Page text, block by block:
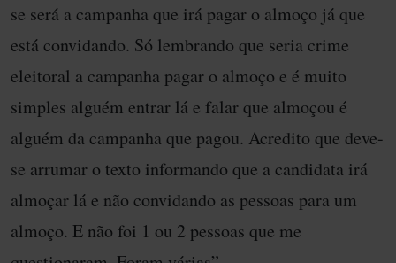
se será a campanha que irá pagar o almoço já que
está convidando. Só lembrando que seria crime
eleitoral a campanha pagar o almoço e é muito
simples alguém entrar lá e falar que almoçou é
alguém da campanha que pagou. Acredito que deve-
se arrumar o texto informando que a candidata irá
almoçar lá e não convidando as pessoas para um
almoço. E não foi 1 ou 2 pessoas que me